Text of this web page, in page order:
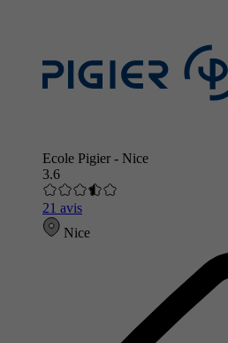
Ecole Pigier - Nice
3.6
21 avis
Nice